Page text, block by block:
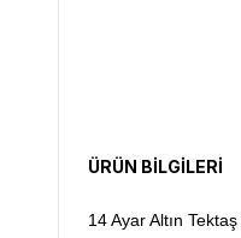
ÜRÜN BİLGİLERİ
14 Ayar Altın